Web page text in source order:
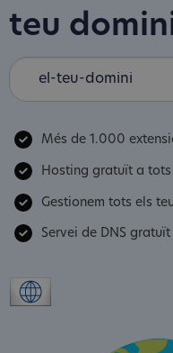
teu
Més de 1.000
Hosting gratuït a tots
Gestionem tots els
Servei de DNS gratuït